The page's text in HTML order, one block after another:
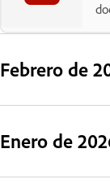
Febrero de
Enero de